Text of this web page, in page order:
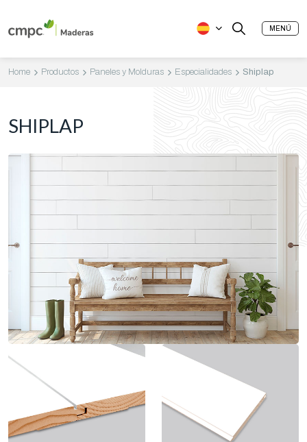
MENÚ
Home Productos Paneles y Molduras Especialidades Shiplap
SHIPLAP